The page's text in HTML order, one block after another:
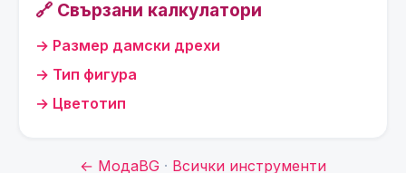
🔗 Свързани калкулатори
Размер дамски дрехи
Тип фигура
Цветотип
← МодаBG · Всички инструменти